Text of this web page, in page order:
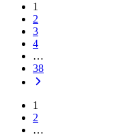
1
2
3
4
…
38
1
2
…